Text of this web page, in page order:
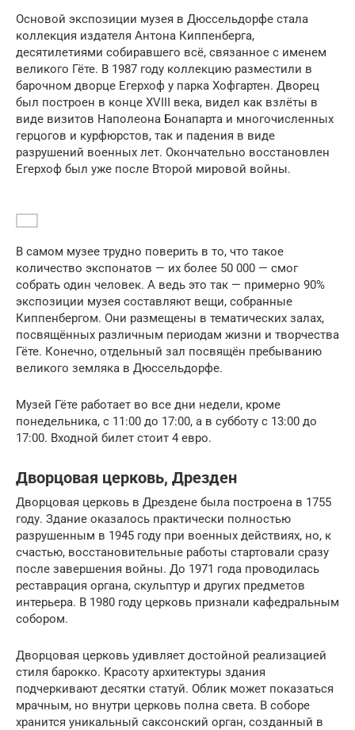
Основой экспозиции музея в Дюссельдорфе стала
коллекция издателя Антона Киппенберга,
десятилетиями собиравшего всё, связанное с именем
великого Гёте. В 1987 году коллекцию разместили в
барочном дворце Егерхоф у парка Хофгартен. Дворец
был построен в конце XVIII века, видел как взлёты в
виде визитов Наполеона Бонапарта и многочисленных
герцогов и курфюрстов, так и падения в виде
разрушений военных лет. Окончательно восстановлен
Егерхоф был уже после Второй мировой войны.
В самом музее трудно поверить в то, что такое
количество экспонатов — их более 50 000 — смог
собрать один человек. А ведь это так — примерно 90%
экспозиции музея составляют вещи, собранные
Киппенбергом. Они размещены в тематических залах,
посвящённых различным периодам жизни и творчества
Гёте. Конечно, отдельный зал посвящён пребыванию
великого земляка в Дюссельдорфе.
Музей Гёте работает во все дни недели, кроме
понедельника, с 11:00 до 17:00, а в субботу с 13:00 до
17:00. Входной билет стоит 4 евро.
Дворцовая церковь, Дрезден
Дворцовая церковь в Дрездене была построена в 1755
году. Здание оказалось практически полностью
разрушенным в 1945 году при военных действиях, но, к
счастью, восстановительные работы стартовали сразу
после завершения войны. До 1971 года проводилась
реставрация органа, скульптур и других предметов
интерьера. В 1980 году церковь признали кафедральным
собором.
Дворцовая церковь удивляет достойной реализацией
стиля барокко. Красоту архитектуры здания
подчеркивают десятки статуй. Облик может показаться
мрачным, но внутри церковь полна света. В соборе
хранится уникальный саксонский орган, созданный в